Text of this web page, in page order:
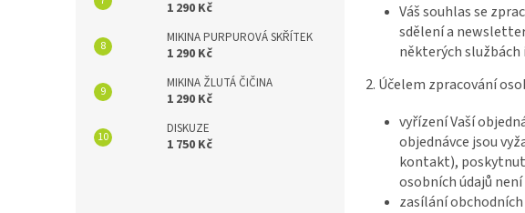
1 290 Kč
MIKINA PURPUROVÁ SKŘÍTEK
1 290 Kč
MIKINA ŽLUTÁ ČIČINA
1 290 Kč
DISKUZE
1 750 Kč
Váš souhlas se
sdělení a
některých
2. Účelem zpracování
vyřízení Vaší
objednávce jsou
kontakt),
osobních údajů
zasílání